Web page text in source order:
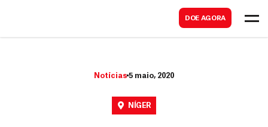
DOE AGORA
Notícias 5 maio, 2020
NÍGER
a
r